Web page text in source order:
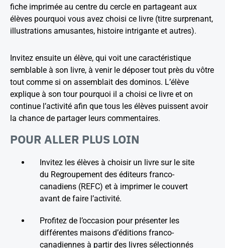
fiche imprimée au centre du cercle en partageant aux
élèves pourquoi vous avez choisi ce livre (titre surprenant,
illustrations amusantes, histoire intrigante et autres).
Invitez ensuite un élève, qui voit une caractéristique
semblable à son livre, à venir le déposer tout près du vôtre
tout comme si on assemblait des dominos. L’élève
explique à son tour pourquoi il a choisi ce livre et on
continue l’activité afin que tous les élèves puissent avoir
la chance de partager leurs commentaires.
POUR ALLER PLUS LOIN
Invitez les élèves à choisir un livre sur le site
du Regroupement des éditeurs franco-
canadiens (REFC) et à imprimer le couvert
avant de faire l’activité.
Profitez de l’occasion pour présenter les
différentes maisons d’éditions franco-
canadiennes à partir des livres sélectionnés